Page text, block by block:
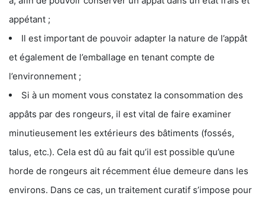
appétant ;
Il est important de pouvoir adapter la nature de l’appât
et également de l’emballage en tenant compte de
l’environnement ;
Si à un moment vous constatez la consommation des
appâts par des rongeurs, il est vital de faire examiner
minutieusement les extérieurs des bâtiments (fossés,
talus, etc.). Cela est dû au fait qu’il est possible qu’une
horde de rongeurs ait récemment élue demeure dans les
environs. Dans ce cas, un traitement curatif s’impose pour